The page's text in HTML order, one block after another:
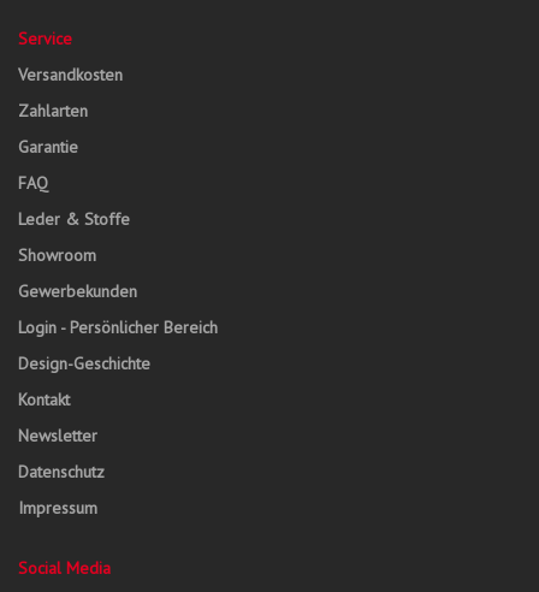
Service
Versandkosten
Zahlarten
Garantie
FAQ
Leder & Stoffe
Showroom
Gewerbekunden
Login - Persönlicher Bereich
Design-Geschichte
Kontakt
Newsletter
Datenschutz
Impressum
Social Media